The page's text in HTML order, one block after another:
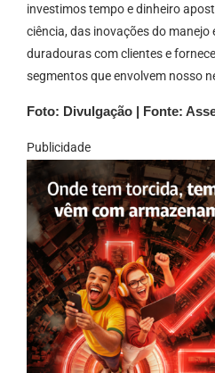
investimos tempo e dinheiro
ciência, das inovações do
duradouras com clientes e
segmentos que envolvem nosso
Foto: Divulgação | Fonte:
Publicidade